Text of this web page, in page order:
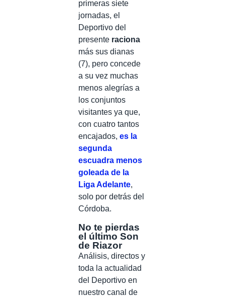
primeras siete
jornadas, el
Deportivo del
presente raciona
más sus dianas
(7), pero concede
a su vez muchas
menos alegrías a
los conjuntos
visitantes ya que,
con cuatro tantos
encajados, es la
segunda
escuadra menos
goleada de la
Liga Adelante,
solo por detrás del
Córdoba.
No te pierdas
el último Son
de Riazor
Análisis, directos y
toda la actualidad
del Deportivo en
nuestro canal de